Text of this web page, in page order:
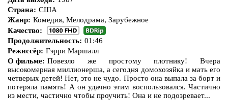
Про корабли и подводные
лодки
Про любовь
Про мафию
Про пиратов Про подростков
Про путешествия во времени Про роботов
Страна: США
Жанр: Комедия, Мелодрама, Зарубежное
Качество:
Продолжительность: 01:46
Режиссёр: Гэрри Маршалл
О фильме: Повезло же простому плотнику! Вчера
высокомерная миллионерша, а сегодня домохозяйка и мать его
четверых детей! Нет, это не чудо. Просто она выпала за борт и
потеряла память! А он удачно этим воспользовался. Частично
из мести, частично чтобы проучить! Она и не подозревает...